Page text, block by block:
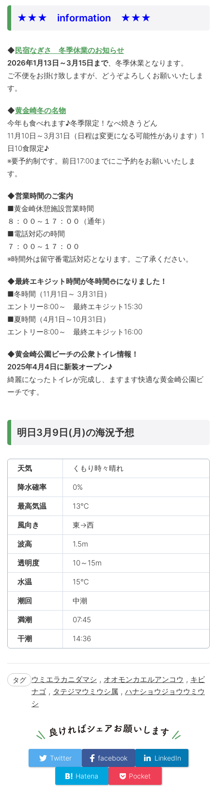
★★★ information ★★★
◆ 民宿なぎさ 冬季休業のお知らせ
2026年1月13日～3月15日まで、冬季休業となります。
ご不便をお掛け致しますが、どうぞよろしくお願いいたしま
す。
◆黄金崎冬の名物
今年も食べれます♪冬季限定！なべ焼きうどん
11月10日～3月31日（日程は変更になる可能性があります）1
日10食限定♪
※要予約制です。前日17:00までにご予約をお願いいたしま
す。
◆営業時間のご案内
■黄金崎休憩施設営業時間
８：００～１７：００（通年）
■電話対応の時間
７：００～１７：００
※時間外は留守番電話対応となります。ご了承ください。
◆最終エキジット時間が冬時間⛄になりました！
■冬時間（11月1日～ 3月31日）
エントリー8:00～ 最終エキジット15:30
■夏時間（4月1日～10月31日）
エントリー8:00～ 最終エキジット16:00
◆黄金崎公園ビーチの公衆トイレ情報！
2025年4月4日に新装オープン♪
綺麗になったトイレが完成し、ますます快適な黄金崎公園ビ
ーチです。
明日3月9日(月)の海況予想
天気 くもり時々晴れ
降水確率 0%
最高気温 13℃
風向き 東→西
波高 1.5m
透明度 10～15m
水温 15℃
潮回 中潮
満潮 07:45
干潮 14:36
タグ ウミエラカニダマシ , オオモンカエルアンコウ , キビ
ナゴ , タテジマウミウシ属 , ハナショウジョウウミウ
シ
Twitter facebook LinkedIn
Hatena Pocket